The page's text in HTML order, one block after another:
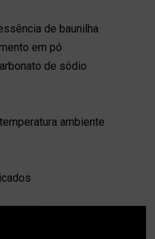
de baunilha
em pó
de sódio
ambiente